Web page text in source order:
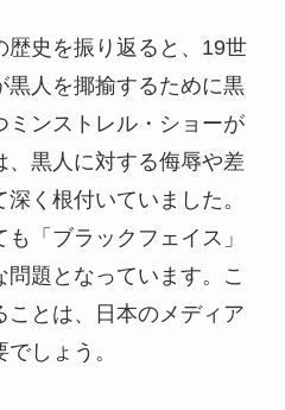
歴史を振り返ると、19世
黒人を揶揄するために黒
ミンストレル・ショーが
黒人に対する侮辱や差
く根付いていました。
「ブラックフェイス」
題となっています。こ
とは、日本のメディア
しょう。